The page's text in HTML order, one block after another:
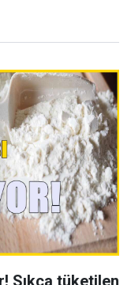
Sıkça tüketilen